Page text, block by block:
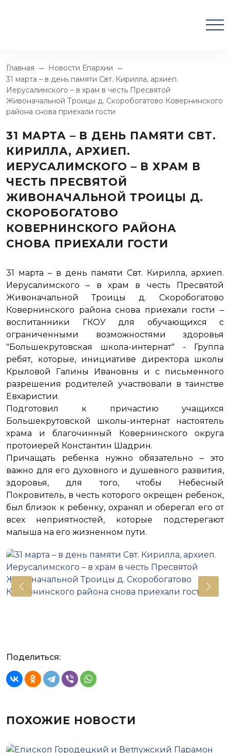
Главная
Новости Епархии
31 марта – в день памяти Свт. Кирилла, архиеп.
Иерусалимского – в храм в честь Пресвятой
Живоначальной Троицы д. Скоробогатово Ковернинского
района снова приехали гости
31 МАРТА – В ДЕНЬ ПАМЯТИ СВТ.
КИРИЛЛА, АРХИЕП.
ИЕРУСАЛИМСКОГО – В ХРАМ В
ЧЕСТЬ ПРЕСВЯТОЙ
ЖИВОНАЧАЛЬНОЙ ТРОИЦЫ Д.
СКОРОБОГАТОВО
КОВЕРНИНСКОГО РАЙОНА
СНОВА ПРИЕХАЛИ ГОСТИ
31 марта – в день памяти Свт. Кирилла, архиеп.
Иерусалимского – в храм в честь Пресвятой
Живоначальной Троицы д. Скоробогатово
Ковернинского района снова приехали гости –
воспитанники ГКОУ для обучающихся с
ограниченными возможностями здоровья
"Большекрутовская школа-интернат" - Группа
ребят, которые, инициативе директора школы
Крыловой Галины Ивановны и с письменного
разрешения родителей участвовали в таинстве
Евхаристии.
Подготовил к причастию учащихся
Большекрутовской школы-интернат настоятель
храма и благочинный Ковернинского округа
протоиерей Константин Шадрин.
Причащать ребенка нужно обязательно – это
важно для его духовного и душевного развития,
здоровья, для того, чтобы Небесный
Покровитель, в честь которого окрещен ребенок,
был близок к ребенку, охранял и оберегал его от
всех неприятностей, которые подстерегают
малыша на его жизненном пути.
Поделиться:
ПОХОЖИЕ НОВОСТИ